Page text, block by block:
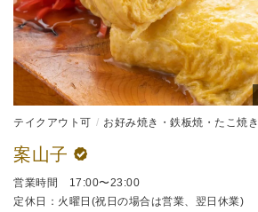
テイクアウト可 お好み焼き・鉄板焼・たこ焼き
案山子
営業時間 17:00〜23:00
定休日：火曜日(祝日の場合は営業、翌日休業)